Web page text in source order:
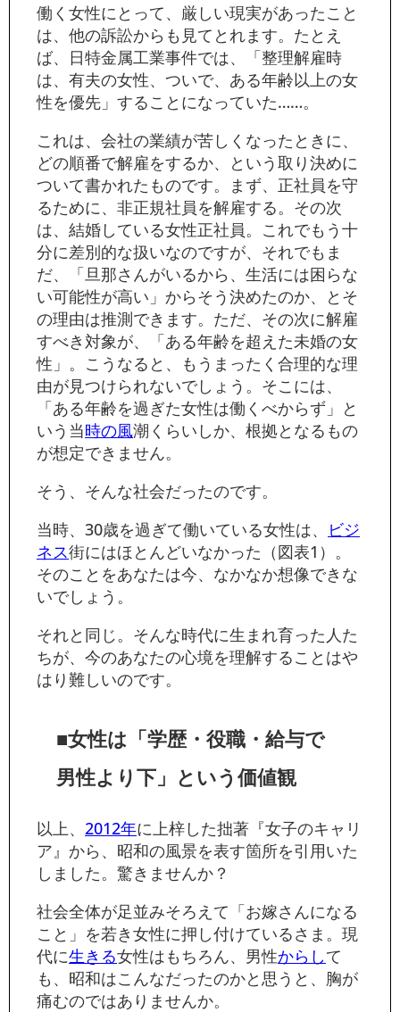
働く女性にとって、厳しい現実があったこと
は、他の訴訟からも見てとれます。たとえ
ば、日特金属工業事件では、「整理解雇時
は、有夫の女性、ついで、ある年齢以上の女
性を優先」することになっていた……。
これは、会社の業績が苦しくなったときに、
どの順番で解雇をするか、という取り決めに
ついて書かれたものです。まず、正社員を守
るために、非正規社員を解雇する。その次
は、結婚している女性正社員。これでもう十
分に差別的な扱いなのですが、それでもま
だ、「旦那さんがいるから、生活には困らな
い可能性が高い」からそう決めたのか、とそ
の理由は推測できます。ただ、その次に解雇
すべき対象が、「ある年齢を超えた未婚の女
性」。こうなると、もうまったく合理的な理
由が見つけられないでしょう。そこには、
「ある年齢を過ぎた女性は働くべからず」と
いう当時の風潮くらいしか、根拠となるもの
が想定できません。
そう、そんな社会だったのです。
当時、30歳を過ぎて働いている女性は、
ビジ
ネス街にはほとんどいなかった（図表1）。
そのことをあなたは今、なかなか想像できな
いでしょう。
それと同じ。そんな時代に生まれ育った人た
ちが、今のあなたの心境を理解することはや
はり難しいのです。
■女性は「学歴・役職・給与で
男性より下」という価値観
以上、 2012年に上梓した拙著『女子のキャリ
ア』から、昭和の風景を表す箇所を引用いた
しました。驚きませんか？
社会全体が足並みそろえて「お嫁さんになる
こと」を若き女性に押し付けているさま。現
代に生きる女性はもちろん、男性からして
も、昭和はこんなだったのかと思うと、胸が
痛むのではありませんか。